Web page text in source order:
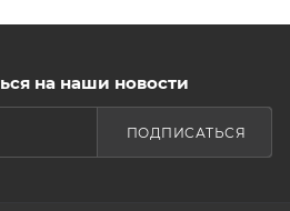
на наши новости
ПОДПИСАТЬСЯ